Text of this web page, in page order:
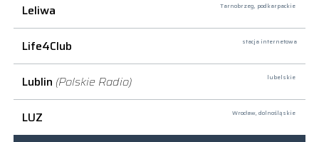
Leliwa
Tarnobrzeg, podkarpackie
Life4Club stacja internetowa
Lublin (Polskie Radio) lubelskie
LUZ Wrocław, dolnośląskie